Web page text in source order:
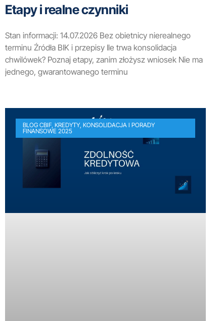
Etapy i realne czynniki
Stan informacji: 14.07.2026 Bez obietnicy nierealnego
terminu Źródła BIK i przepisy Ile trwa konsolidacja
chwilówek? Poznaj etapy, zanim złożysz wniosek Nie ma
jednego, gwarantowanego terminu
BLOG CBIF, KREDYTY, KONSOLIDACJA I PORADY
FINANSOWE 2025